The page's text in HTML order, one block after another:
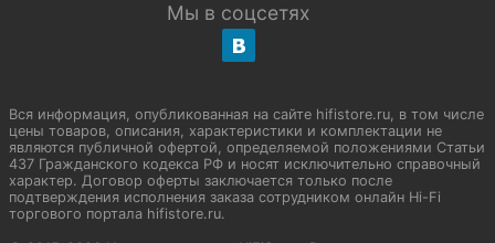
Мы в соцсетях
Вся информация, опубликованная на сайте hifistore.ru, в том числе
цены товаров, описания, характеристики и комплектации не
являются публичной офертой, определяемой положениями Статьи
437 Гражданского кодекса РФ и носят исключительно справочный
характер. Договор оферты заключается только после
подтверждения исполнения заказа сотрудником онлайн Hi-Fi
торгового портала hifistore.ru.